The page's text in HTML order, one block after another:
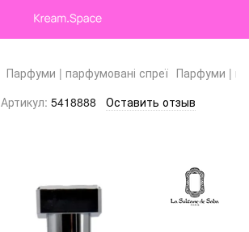
Парфуми | парфумовані спреї Парфуми |
Артикул: 5418888 Оставить отзыв